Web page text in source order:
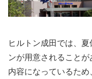
ヒルトン成田では、
ンが用意されること
内容になっているため